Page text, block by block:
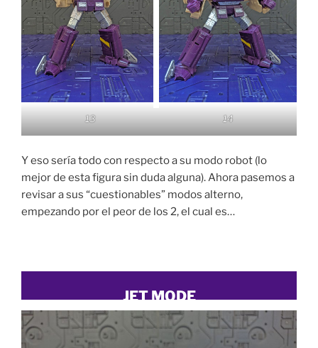
13 14
Y eso sería todo con respecto a su modo robot (lo
mejor de esta figura sin duda alguna). Ahora pasemos a
revisar a sus “cuestionables” modos alterno,
empezando por el peor de los 2, el cual es…
JET MODE